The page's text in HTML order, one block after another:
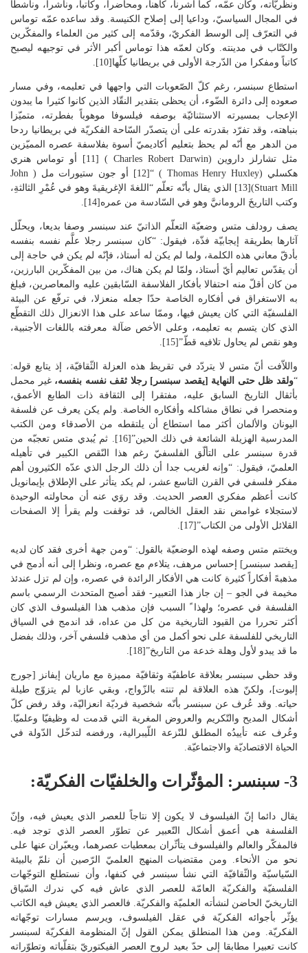
ونظريّاته، وكان عمّه، كما أشرنا، كاهنا، ومحاضرا، وكاتبا، وناشراً، وناشطا
في المجال السياسيّ، وداعيا إلى إصلاح الكنيسة. وقد ساعده عمّه توماس
في التعرّف إلى الوسط الفكريّ، وقدّمه إلى كثير من العلماء والمفكّرين
والكتّاب في مدينته. وكان لعمّه هذا توماس أكبر الأثر في توجيهه ليصبح
كاتباً ومفكرا من الدّرجة الأولى في بريطانيا كلّها[10].
استطاع سبنسر، رغم كلّ الصّعوبات التي واجهها في تعليمه، وفي مسار
صعوده إلى دائرة الضّوء، أن يحظى بتقدير النقّاد الذين كانوا كثيرا ما يبدون
الإعجاب بمسيرته الاستثنائيّة بوصفه فيلسوفا موهوباً بفطرته، متميّزا
بنباهته، وقد تفرّد بقدرته على أن يتصدّر السّاحة الفكريّة في بريطانيا ردحا
من الدهر مع أنّه لم يحظ بتعليم أكاديميّ أسوة بفلاسفة عصره المميّزين
مثل تشارلز داروين (Charles Robert Darwin ) [11] أو توماس هنري
هكسلي (Thomas Henry Huxley ) “[12] أو جون ستيورات مل ( John
Stuart Mill)[13] الذي يقال بأنّه تعلّم “اللغةَ الإغريقيةَ وهو في عُمْرِ الثالثةِ،
وكتب التاريخَ الرومانيَّ وهو في السّادسة من عمره[14].
يصف رودلف متس وضعيّة التعلّم الذاتيّ عند سبنسر وصفا بديعا، ويحلّل
آثارها بطريقة إيجابيّة فذّة، فيقول: “كان سبنسر رجلا علَّم نفسه بنفسه
بأدقّ معاني هذه الكلمة، ولما لم يكن له أستاذ، فإنّه لم يكن في حاجة إلى
أن يقدّس تعاليم أيّ أستاذ، ولمّا لم يكن هناك، من بين المفكّرين البارزين،
من كان أقلّ منه احتفالا بأفكار الفلاسفة السّابقين عليه والمعاصرين، فبلغ
به الاستغراق في أفكاره الخاصة حدّا جعله منعزلا، في ترفّع عن البيئة
الفلسفيّة التي كان يعيش فيها، وممّا ساعد على هذا الانعزال ذلك التقطّع
الذي كان يتسم به تعليمه، وعلى الأخص ضآلة معرفته باللغات الأجنبية،
وهو نقص لم يحاول تلافيه قطّ”[15].
واللاّفت أنّ متس لا يتردّد في تقريظ هذه العزلة الثّقافيّة، إذ يتابع قوله:
“ولقد ظل حتى النهاية [يقصد سبنسر] رجلا ثقف نفسه بنفسه،غير محمل
بأثقال التاريخ السابق عليه، مفتقرا إلى الثقافة ذات الطابع الأعمق،
ومنحصرا في نطاق مشاكله وأفكاره الخاصة. ولم يكن يعرف عن فلسفة
اليونان والألمان أكثر مما استطاع أن يلتقطه من الأصدقاء ومن الكتب
المدرسية الهزيلة الشائعة في ذلك الحين”[16]. ثم يُبدي متس تعجبّه من
قدرة سبنسر على التألّق الفلسفيّ رغم هذا النّقص الكبير في تأهيله
العلميّ، فيقول: “وإنه لغريب جدا أن ذلك الرجل الذي عدّه الكثيرون أهم
مفكر فلسفي في القرن التاسع عشر، لم يكد يتأثر على الإطلاق بإيمانويل
كانت أعظم مفكري العصر الحديث. وقد روَي عنه أن محاولته الوحيدة
لاستجلاء غوامض نقد العقل الخالص، قد توقفت ولم يقرأ إلا الصفحات
القلائل الأولى من الكتاب”[17].
ويختتم متس وصفه لهذه الوضعيّة بالقول: “ومن جهة أخرى فقد كان لديه
[يقصد سبنسر] إحساس مرهف، يتلاءم مع عصره، ونظرا إلى أنه أدمج في
مذهبهً أفكاراً كثيرة كانت هي الأفكار الرائدة في عصره، وإن لم تزل عندئذ
مخيمة في الجو – إن جاز هذا التعبير- فقد أصبح المتحدث الرسمي باسم
الفلسفة في عصره؛ ولهذا ً السبب فإن مذهب هذا الفيلسوف الذي كان
أكثر تحررا من القيود التاريخية من كل من عداه، قد اندمج في السياق
التاريخي للفلسفة على نحو أكمل من أي مذهب فلسفي آخر، وذلك بفضل
ما قد يبدو لأول وهلة خدعة من التاريخ”[18].
وقد حظي سبنسر بعلاقة عاطفيّة وثقافيّة مميزة مع ماريان إيفانز [جورج
إليوت]، ولكنّ هذه العلاقة لم تنته بالزّواج، وبقي عازبا لم يتزوّج طيلة
حياته. وقد عُرف عن سبنسر بأنّه شخصية فرديّة انعزاليّة، وقد رفض كلّ
أشكال المديح والتّكريم والعروض المغرية التي قدمت له وظيفيّا وعلميّا.
وعُرف عنه تأييدُه المطلق للنّزعة اللّيبرالية، ورفضه لتدخّل الدّولة في
الحياة الاقتصاديّة والاجتماعيّة.
3- سبنسر: المؤثّرات والخلفيّات الفكريّة:
يقال دائما إنّ الفيلسوف لا يكون إلا نتاجاً للعصر الذي يعيش فيه، وإنّ
الفلسفة هي أعمق أشكال التّعبير عن تطوّر العصر الذي توجد فيه.
فالمفكّر والعالم والفيلسوف يتأثّران بمعطيات عصرهما، ويعبّران عنها على
نحو من الأنحاء. ومن مقتضيات المنهج العلميّ الرّصين أن نلمّ بالبيئة
السّياسيّة والثّقافيّة التي نشأ سبنسر في كنفها، وأن نستطلع التوجّهات
الفلسفيّة والفكريّة العامّة للعصر الذي عاش فيه كي ندرك السّياق
التاريخيّ الحاضن لنشأته العلميّة والفكريّة. فالعصر الذي يعيش فيه الكاتب
يؤثّر بأجوائه الفكريّة في عقل الفيلسوف، ويرسم مسارات توجّهاته
الفكريّة. ومن هذا المنطلق يمكن القول إنّ المنظومة الفكريّة لسبنسر
كانت تعبيرا مطابقا إلى حدّ بعيد لروح العصر الفيكتوريّ بتقلّباته وتطوّراته